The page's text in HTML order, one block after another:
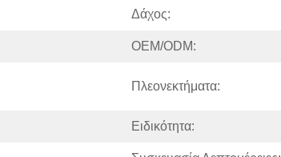
Δάχος:
OEM/ODM:
Πλεονεκτήματα:
Ειδικότητα: